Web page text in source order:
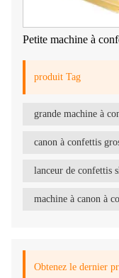
Petite machine à
produit Tag
grande machine à
canon à confettis
lanceur de confettis
machine à canon à
Obtenez le dernier